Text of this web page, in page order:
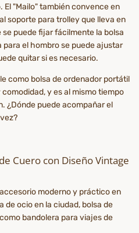
El "Mailo" también convence en
soporte para trolley que lleva en
puede fijar fácilmente la bolsa
el hombro se puede ajustar
quitar si es necesario.
como bolsa de ordenador portátil
y es al mismo tiempo
¿Dónde puede acompañar el
Cuero con Diseño Vintage
moderno y práctico en
de ocio en la ciudad, bolsa de
bandolera para viajes de